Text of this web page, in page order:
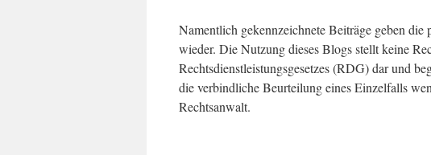
Namentlich gekennzeichnete Beiträge geben
wieder. Die Nutzung dieses Blogs stellt keine
Rechtsdienstleistungsgesetzes (RDG) dar und
die verbindliche Beurteilung eines Einzelfalls
Rechtsanwalt.